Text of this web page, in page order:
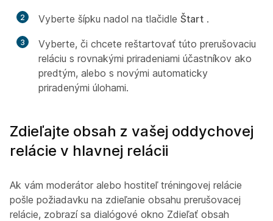
2 Vyberte šípku nadol na tlačidle Štart .
3
Vyberte, či chcete reštartovať túto prerušovaciu
reláciu s rovnakými priradeniami účastníkov ako
predtým, alebo s novými automaticky
priradenými úlohami.
Zdieľajte obsah z vašej oddychovej
relácie v hlavnej relácii
Ak vám moderátor alebo hostiteľ tréningovej relácie
pošle požiadavku na zdieľanie obsahu prerušovacej
relácie, zobrazí sa dialógové okno Zdieľať obsah